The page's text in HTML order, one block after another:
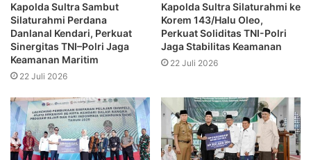
Kapolda Sultra Sambut
Silaturahmi Perdana
Danlanal Kendari, Perkuat
Sinergitas TNI–Polri Jaga
Keamanan Maritim
22 Juli 2026
Kapolda Sultra Silaturahmi ke
Korem 143/Halu Oleo,
Perkuat Soliditas TNI-Polri
Jaga Stabilitas Keamanan
22 Juli 2026